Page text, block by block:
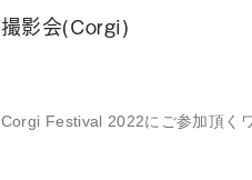
撮影会(Corgi)
Corgi Festival 2022にご参加頂く